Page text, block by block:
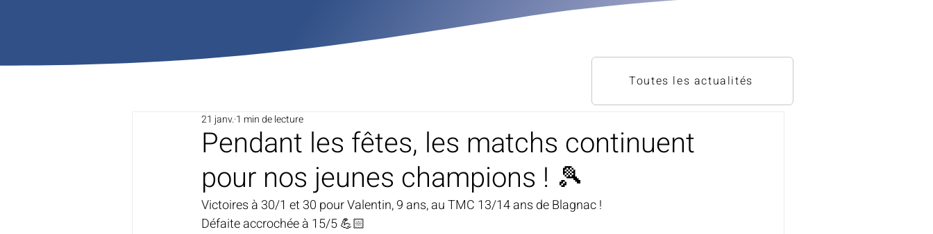
Pendant les fêtes, les matchs continuent
pour nos jeunes champions ! 🎾
21 janv. 1 min de lecture
Victoires à 30/1 et 30 pour Valentin, 9 ans, au TMC 13/14 ans de Blagnac !
Défaite accrochée à 15/5 💪🏻
Toutes les actualités